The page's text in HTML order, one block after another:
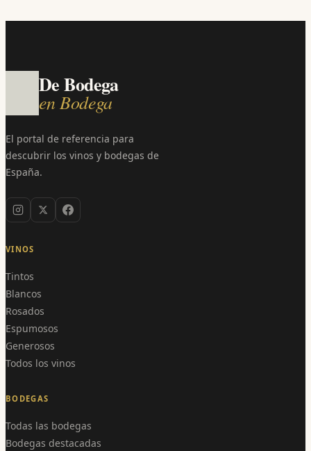
De Bodega
en Bodega
El portal de referencia para
descubrir los vinos y bodegas de
España.
VINOS
Tintos
Blancos
Rosados
Espumosos
Generosos
Todos los vinos
BODEGAS
Todas las bodegas
Bodegas destacadas